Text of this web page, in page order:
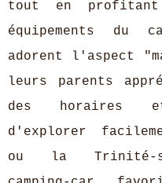
tout en profitant
équipements du
adorent l'aspect
leurs parents
des horaires
d'explorer
ou la Trinité-